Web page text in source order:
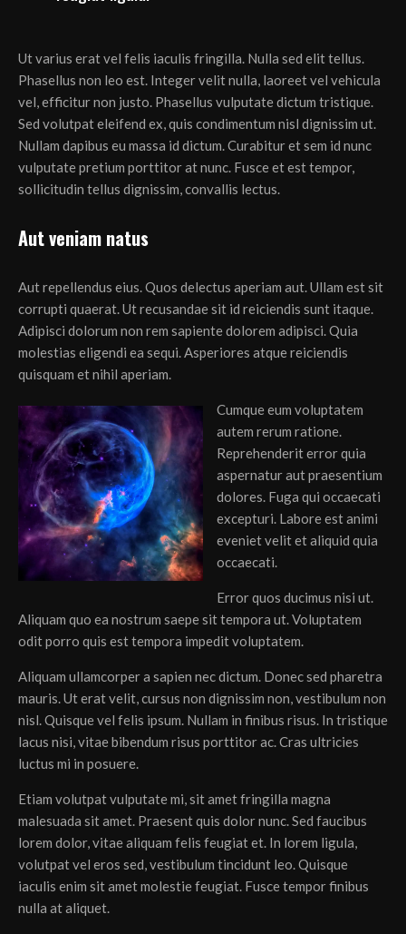
Ut varius erat vel felis iaculis fringilla. Nulla sed elit tellus.
Phasellus non leo est. Integer velit nulla, laoreet vel vehicula
vel, efficitur non justo. Phasellus vulputate dictum tristique.
Sed volutpat eleifend ex, quis condimentum nisl dignissim ut.
Nullam dapibus eu massa id dictum. Curabitur et sem id nunc
vulputate pretium porttitor at nunc. Fusce et est tempor,
sollicitudin tellus dignissim, convallis lectus.
Aut veniam natus
Aut repellendus eius. Quos delectus aperiam aut. Ullam est sit
corrupti quaerat. Ut recusandae sit id reiciendis sunt itaque.
Adipisci dolorum non rem sapiente dolorem adipisci. Quia
molestias eligendi ea sequi. Asperiores atque reiciendis
quisquam et nihil aperiam.
Cumque eum voluptatem
autem rerum ratione.
Reprehenderit error quia
aspernatur aut praesentium
dolores. Fuga qui occaecati
excepturi. Labore est animi
eveniet velit et aliquid quia
occaecati.
Error quos ducimus nisi ut.
Aliquam quo ea nostrum saepe sit tempora ut. Voluptatem
odit porro quis est tempora impedit voluptatem.
Aliquam ullamcorper a sapien nec dictum. Donec sed pharetra
mauris. Ut erat velit, cursus non dignissim non, vestibulum non
nisl. Quisque vel felis ipsum. Nullam in finibus risus. In tristique
lacus nisi, vitae bibendum risus porttitor ac. Cras ultricies
luctus mi in posuere.
Etiam volutpat vulputate mi, sit amet fringilla magna
malesuada sit amet. Praesent quis dolor nunc. Sed faucibus
lorem dolor, vitae aliquam felis feugiat et. In lorem ligula,
volutpat vel eros sed, vestibulum tincidunt leo. Quisque
iaculis enim sit amet molestie feugiat. Fusce tempor finibus
nulla at aliquet.